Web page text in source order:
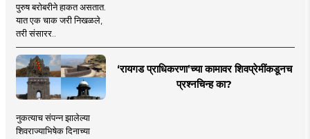
पुरुष बरोबरीने हाकत असतात.
यात एक चाक जरी निखळले,
तरी संसारर..
‘रायगड प्राधिकरणा’च्या कामावर शिवप्रेमींकडूनच
प्रश्नचिन्ह का?
नुकत्याच संपन्न झालेल्या
शिवराज्याभिषेक दिनाच्या